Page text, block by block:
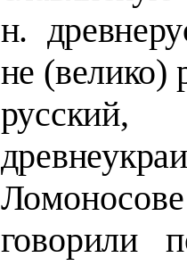
н.
не (велико)
Ло­
говорили